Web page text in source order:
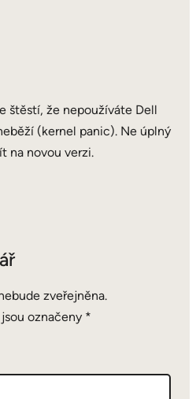
štěstí, že nepoužíváte Dell
(kernel panic). Ne úplný
na novou verzi.
zveřejněna.
označeny *